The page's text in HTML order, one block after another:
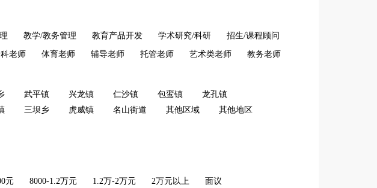
教学/教务管理 教育产品开发 学术研究/科研 招生/课程顾问
老师 体育老师 辅导老师 托管老师 艺术类老师 教务老师
武平镇 兴龙镇 仁沙镇 包鸾镇
龙孔镇
三坝乡 虎威镇 名山街道 其他区域
其他地区
元 8000-1.2万元 1.2万-2万元 2万元以上 面议